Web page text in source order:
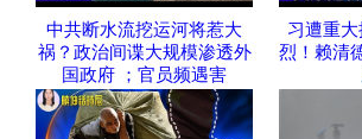
中共断水流挖运河将惹大
祸？政治间谍大规模渗透外
国政府 ；官员频遇害
习遭重
烈！赖清